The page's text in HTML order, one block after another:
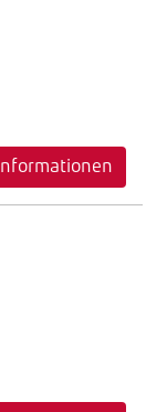
Informationen